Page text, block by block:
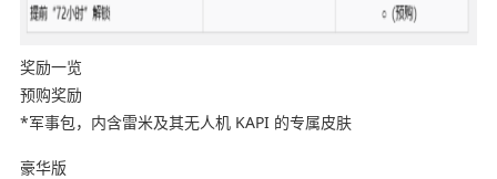
奖励一览
预购奖励
*军事包，内含雷米及其无人机 KAPI 的专属皮肤
豪华版